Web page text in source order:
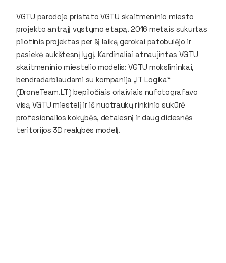
VGTU parodoje pristato VGTU skaitmeninio miesto
projekto antrąjį vystymo etapą. 2016 metais sukurtas
pilotinis projektas per šį laiką gerokai patobulėjo ir
pasiekė aukštesnį lygį. Kardinaliai atnaujintas VGTU
skaitmeninio miestelio modelis: VGTU mokslininkai,
bendradarbiaudami su kompanija „IT Logika“
(DroneTeam.LT) bepiločiais orlaiviais nufotografavo
visą VGTU miestelį ir iš nuotraukų rinkinio sukūrė
profesionalios kokybės, detalesnį ir daug didesnės
teritorijos 3D realybės modelį.